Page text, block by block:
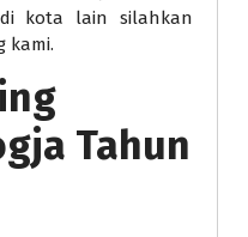
kota lain silahkan
kami.
Tahun